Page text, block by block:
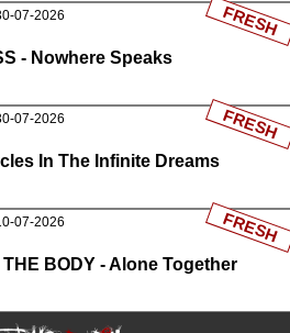
07-2026
- Nowhere Speaks
FRESH
07-2026
In The Infinite Dreams
FRESH
07-2026
THE BODY - Alone Together
FRESH